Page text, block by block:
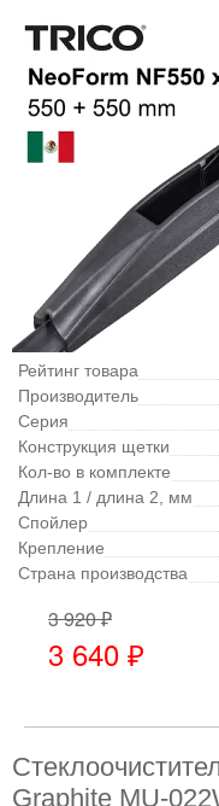
Рейтинг товара
Производитель
Серия
Конструкция щетки
Кол-во в комплекте
Длина 1 / длина 2, мм
Спойлер
Крепление
Страна производства
3 920 ₽
3 640 ₽
Graphite MU-